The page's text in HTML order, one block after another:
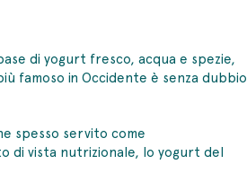
di yogurt fresco, acqua e spezie,
famoso in Occidente è senza dubbio
spesso servito come
di vista nutrizionale, lo yogurt del